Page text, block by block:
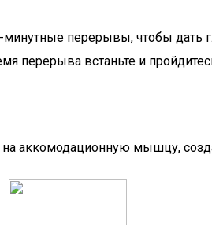
перерывы, чтобы дать
встаньте и
аккомодационную мышцу,